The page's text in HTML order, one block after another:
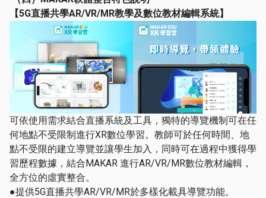
【5G直播共學AR/VR/MR教學及數位教材編輯系統】
可依使用需求結合直播系統及工具，獨特的導覽機制可在任
何地點不受限制進行XR數位學習。教師可於任何時間、地
點不受限的建立導覽並讓學生加入，同時可在過程中獲得學
習歷程數據，結合MAKAR 進行AR/VR/MR數位教材編輯，
全方位的虛實整合。
●提供5G直播共學AR/VR/MR於多樣化載具導覽功能。